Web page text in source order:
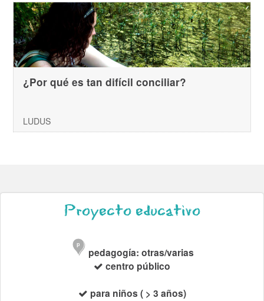
¿Por qué es tan difícil conciliar?
LUDUS
Proyecto educativo
p
pedagogía: otras/varias
centro público
para niños ( > 3 años)